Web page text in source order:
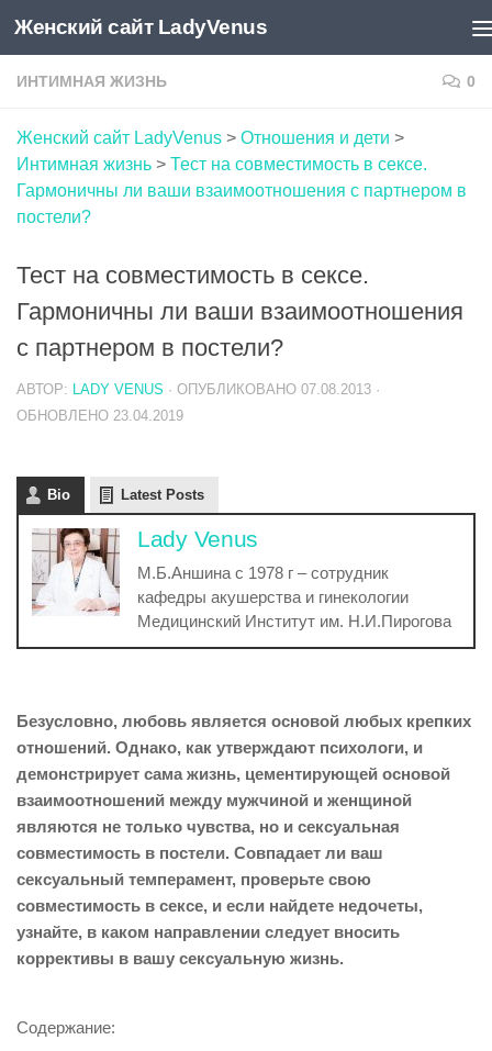
Skip to content
Женский сайт LadyVenus
ИНТИМНАЯ ЖИЗНЬ 0
Женский сайт LadyVenus > Отношения и дети >
Интимная жизнь > Тест на совместимость в сексе.
Гармоничны ли ваши взаимоотношения с партнером в
постели?
Тест на совместимость в сексе.
Гармоничны ли ваши взаимоотношения
с партнером в постели?
АВТОР: LADY VENUS · ОПУБЛИКОВАНО 07.08.2013 ·
ОБНОВЛЕНО 23.04.2019
Bio Latest Posts
Lady Venus
М.Б.Аншина с 1978 г – сотрудник
кафедры акушерства и гинекологии
Медицинский Институт им. Н.И.Пирогова
Безусловно, любовь является основой любых крепких
отношений. Однако, как утверждают психологи, и
демонстрирует сама жизнь, цементирующей основой
взаимоотношений между мужчиной и женщиной
являются не только чувства, но и сексуальная
совместимость в постели. Совпадает ли ваш
сексуальный темперамент, проверьте свою
совместимость в сексе, и если найдете недочеты,
узнайте, в каком направлении следует вносить
коррективы в вашу сексуальную жизнь.
Содержание: